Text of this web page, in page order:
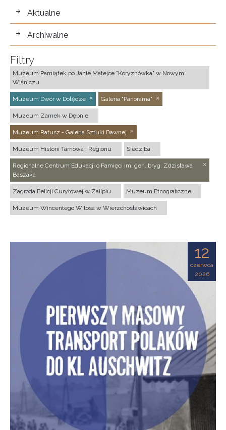
wystawy
Aktualne
Archiwalne
Filtry
Muzeum Pamiątek po Janie Matejce "Koryznówka" w Nowym
Wiśniczu
Muzeum Dwór w Dołędze Galeria "Panorama"
Muzeum Zamek w Dębnie
Muzeum Ratusz - Galeria Sztuki Dawnej
Muzeum Historii Tarnowa i Regionu Siedziba
Regionalne Centrum Edukacji o Pamięci im. gen. bryg. Zdzisława
Baszaka
Zagroda Felicji Curyłowej w Zalipiu Muzeum Etnograficzne
Muzeum Wincentego Witosa w Wierzchosławicach
12
czerwca
2026